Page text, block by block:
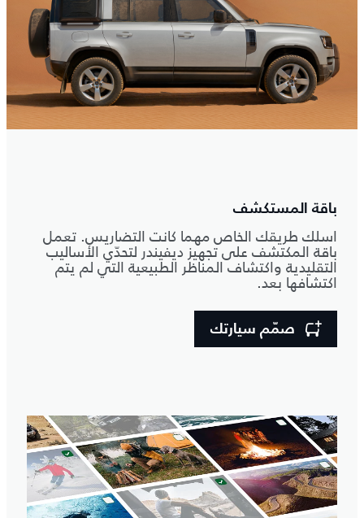
باقة المستكشف
اسلك طريقك الخاص مهما كانت التضاريس. تعمل
باقة المكتشف على تجهيز ديفيندر لتحدّي الأساليب
التقليدية واكتشاف المناظر الطبيعية التي لم يتم
اكتشافها بعد.
صمّم سيارتك